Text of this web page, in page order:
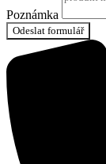
Poznámka
Odeslat formulář